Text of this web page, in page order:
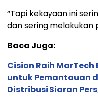
“Tapi kekayaan ini
dan sering melakukan
Baca Juga:
Cision Raih
untuk Pemantauan
Distribusi Siaran